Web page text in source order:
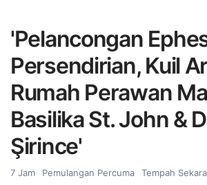
'Pelancongan
Persendirian, Kuil
Rumah Perawan
Basilika St. John &
Şirince'
7 Jam Pemulangan Percuma Tempah